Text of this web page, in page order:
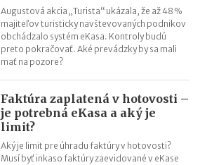
Augustová akcia „Turista“ ukázala, že až 48 %
majiteľov turisticky navštevovaných podnikov
obchádzalo systém eKasa. Kontroly budú
preto pokračovať. Aké prevádzky by sa mali
mať na pozore?
Faktúra zaplatená v hotovosti –
je potrebná eKasa a aký je
limit?
Aký je limit pre úhradu faktúry v hotovosti?
Musí byť inkaso faktúry zaevidované v eKase